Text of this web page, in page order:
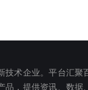
术企业。平台汇聚
，提供资讯、数据